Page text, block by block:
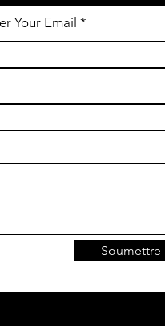
Your Email
Soumettre